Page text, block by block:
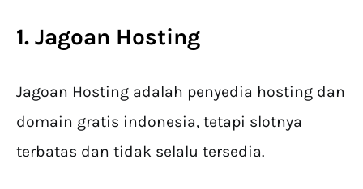
1. Jagoan Hosting
Jagoan Hosting adalah penyedia hosting dan
domain gratis indonesia, tetapi slotnya
terbatas dan tidak selalu tersedia.